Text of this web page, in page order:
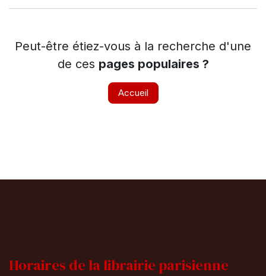
Peut-être étiez-vous à la recherche d'une
de ces pages populaires ?
Accueil
Horaires de la librairie parisienne